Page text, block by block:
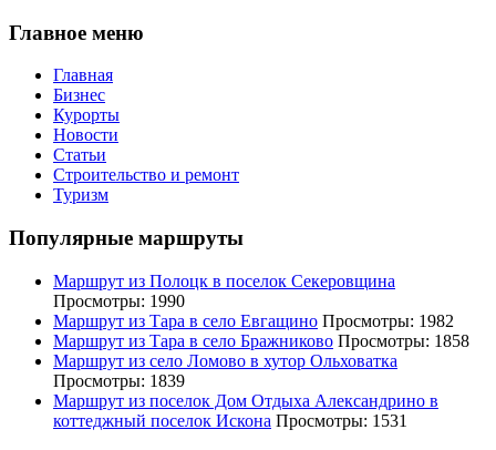
Главное меню
Главная
Бизнес
Курорты
Новости
Статьи
Строительство и ремонт
Туризм
Популярные маршруты
Маршрут из Полоцк в поселок Секеровщина
Просмотры: 1990
Маршрут из Тара в село Евгащино Просмотры: 1982
Маршрут из Тара в село Бражниково Просмотры: 1858
Маршрут из село Ломово в хутор Ольховатка
Просмотры: 1839
Маршрут из поселок Дом Отдыха Александрино в
коттеджный поселок Искона Просмотры: 1531